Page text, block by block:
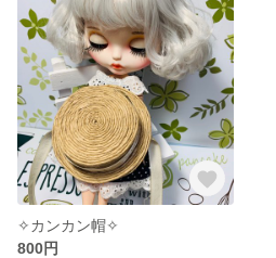
✧カンカン帽✧
800円